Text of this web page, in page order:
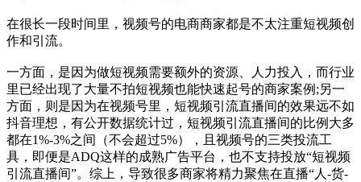
在很长一段时间里，视频号的电商商家都是不太注重短视频创
作和引流。
一方面，是因为做短视频需要额外的资源、人力投入，而行业
里已经出现了大量不拍短视频也能快速起号的商家案例;另一
方面，则是因为在视频号里，短视频引流直播间的效果远不如
抖音理想，有公开数据统计过，短视频引流直播间的比例大多
都在1%-3%之间（不会超过5%），且视频号的三类投流工
具，即便是ADQ这样的成熟广告平台，也不支持投放“短视频
引流直播间”。综上，导致很多商家将精力聚焦在直播“人-货-